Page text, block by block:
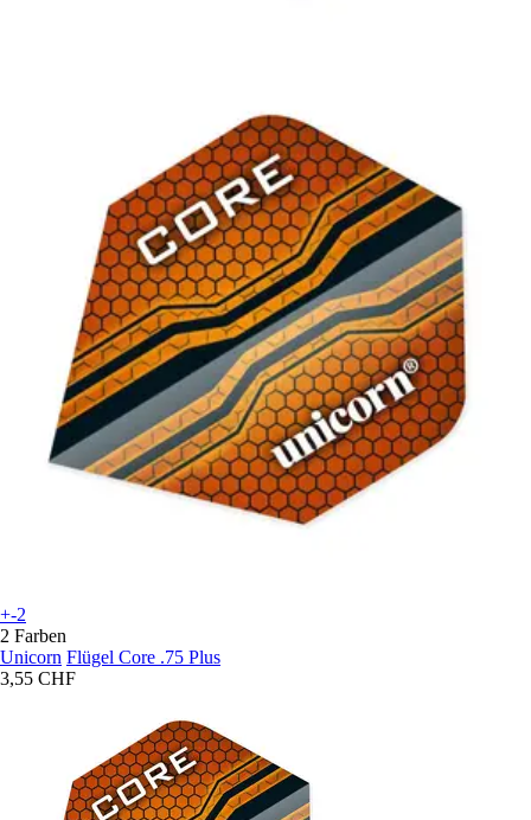
+-2
2 Farben
Unicorn Flügel Core .75 Plus
3,55 CHF